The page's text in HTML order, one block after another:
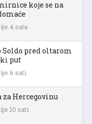
koje se na
4 sata
Soldo pred oltarom
put
6 sati
Hercegovinu
10 sati